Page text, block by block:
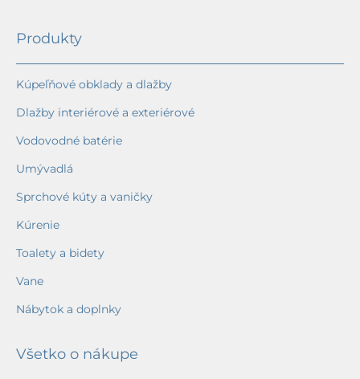
Produkty
Kúpeľňové obklady a dlažby
Dlažby interiérové a exteriérové
Vodovodné batérie
Umývadlá
Sprchové kúty a vaničky
Kúrenie
Toalety a bidety
Vane
Nábytok a doplnky
Všetko o nákupe